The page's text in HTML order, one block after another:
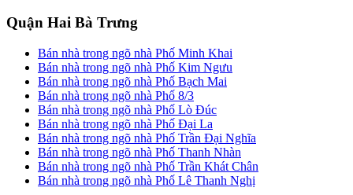
Quận Hai Bà Trưng
Bán nhà trong ngõ nhà Phố Minh Khai
Bán nhà trong ngõ nhà Phố Kim Ngưu
Bán nhà trong ngõ nhà Phố Bạch Mai
Bán nhà trong ngõ nhà Phố 8/3
Bán nhà trong ngõ nhà Phố Lò Đúc
Bán nhà trong ngõ nhà Phố Đại La
Bán nhà trong ngõ nhà Phố Trần Đại Nghĩa
Bán nhà trong ngõ nhà Phố Thanh Nhàn
Bán nhà trong ngõ nhà Phố Trần Khát Chân
Bán nhà trong ngõ nhà Phố Lê Thanh Nghị